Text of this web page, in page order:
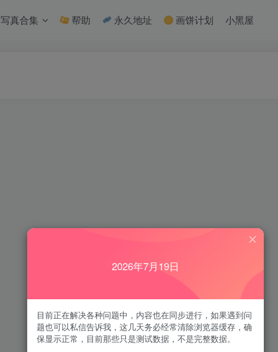
写真合集 帮助 永久地址 画饼计划 小黑屋
2026年7月19日
目前正在解决各种问题中，内容也在同步进行，如果遇到问
题也可以私信告诉我，这几天务必经常清除浏览器缓存，确
保显示正常，目前那些只是测试数据，不是完整数据。